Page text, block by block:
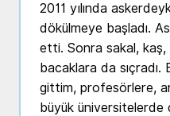
2011 yılında
dökülmeye başladı.
etti. Sonra sakal,
bacaklara da
gittim, profesörlere,
büyük üniversitelerde